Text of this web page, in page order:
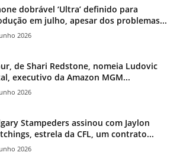
dobrável ‘Ultra’ definido para
em julho, apesar dos problemas...
2026
de Shari Redstone, nomeia Ludovic
executivo da Amazon MGM...
2026
Stampeders assinou com Jaylon
estrela da CFL, um contrato...
2026